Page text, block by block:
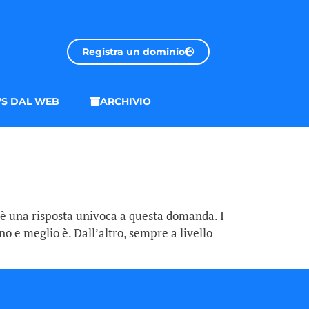
Registra un dominio
DAL WEB ARCHIVIO
risposta univoca a questa domanda. I
e meglio è. Dall’altro, sempre a livello